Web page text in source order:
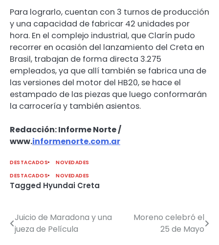
Para lograrlo, cuentan con 3 turnos de producción
y una capacidad de fabricar 42 unidades por
hora. En el complejo industrial, que Clarín pudo
recorrer en ocasión del lanzamiento del Creta en
Brasil, trabajan de forma directa 3.275
empleados, ya que allí también se fabrica una de
las versiones del motor del HB20, se hace el
estampado de las piezas que luego conformarán
la carrocería y también asientos.
Redacción: Informe Norte /
www.informenorte.com.ar
DESTACADOS
NOVEDADES
DESTACADOS
NOVEDADES
Tagged Hyundai Creta
Navegación
de
Juicio de Maradona y una
jueza de Película
Moreno celebró el
25 de Mayo